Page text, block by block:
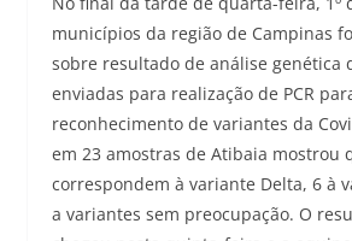
municípios da região de Campinas
sobre resultado de análise genética
enviadas para realização de PCR
reconhecimento de variantes da
em 23 amostras de Atibaia mostrou
correspondem à variante Delta, 6 à
a variantes sem preocupação. O